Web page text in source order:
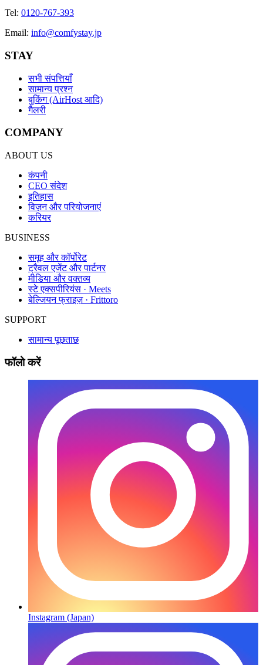
Tel: 0120-767-393
Email: info@comfystay.jp
STAY
सभी संपत्तियाँ
सामान्य प्रश्न
बुकिंग (AirHost आदि)
गैलरी
COMPANY
ABOUT US
कंपनी
CEO संदेश
इतिहास
विज़न और परियोजनाएं
करियर
BUSINESS
समूह और कॉर्पोरेट
ट्रैवल एजेंट और पार्टनर
मीडिया और वक्तव्य
स्टे एक्सपीरियंस · Meets
बेल्जियन फ्राइज़ · Frittoro
SUPPORT
सामान्य पूछताछ
फॉलो करें
Instagram (Japan)